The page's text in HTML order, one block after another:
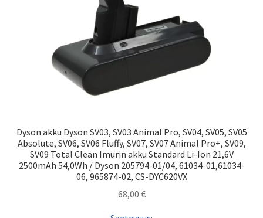
Dyson akku Dyson SV03, SV03 Animal Pro, SV04, SV05, SV05
Absolute, SV06, SV06 Fluffy, SV07, SV07 Animal Pro+, SV09,
SV09 Total Clean Imurin akku Standard Li-Ion 21,6V
2500mAh 54,0Wh / Dyson 205794-01/04, 61034-01,61034-
06, 965874-02, CS-DYC620VX
68,00 €